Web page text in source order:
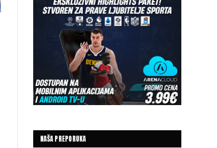
NAŠA PREPORUKA